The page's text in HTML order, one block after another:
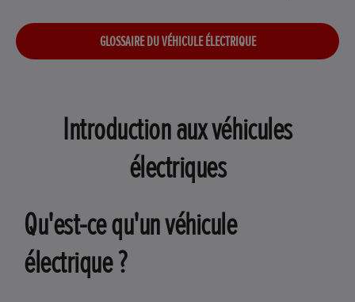
GLOSSAIRE DU VÉHICULE ÉLECTRIQUE
Introduction aux véhicules
électriques
Qu'est-ce qu'un véhicule
électrique ?